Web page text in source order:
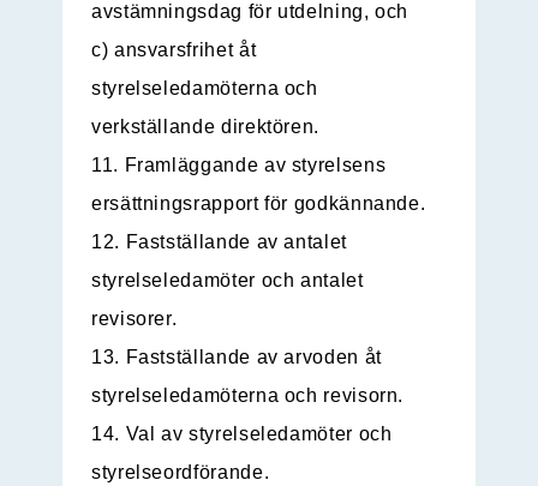
avstämningsdag för utdelning, och
c) ansvarsfrihet åt
styrelseledamöterna och
verkställande direktören.
11. Framläggande av styrelsens
ersättningsrapport för godkännande.
12. Fastställande av antalet
styrelseledamöter och antalet
revisorer.
13. Fastställande av arvoden åt
styrelseledamöterna och revisorn.
14. Val av styrelseledamöter och
styrelseordförande.